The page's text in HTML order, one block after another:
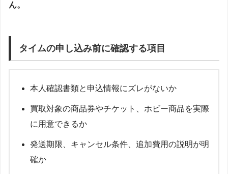
ん。
タイムの申し込み前に確認する項目
本人確認書類と申込情報にズレがないか
買取対象の商品券やチケット、ホビー商品を実際
に用意できるか
発送期限、キャンセル条件、追加費用の説明が明
確か